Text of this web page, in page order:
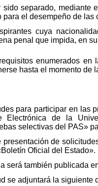
separado, mediante
para el desempeño de las
cuya
penal que impida, en
enumerados en
hasta el momento de
para participar en las
de la
selectivas del PAS»
de
Oficial del Estado».
será también publicada
se adjuntará la siguiente